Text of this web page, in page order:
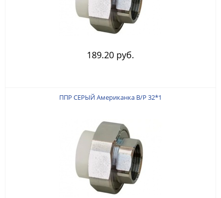
189.20 руб.
ППР СЕРЫЙ Американка В/Р 32*1